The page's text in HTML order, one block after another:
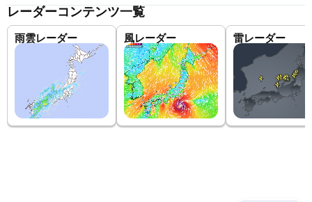
レーダーコンテンツ一覧
雨雲レーダー 風レーダー 雷レーダー